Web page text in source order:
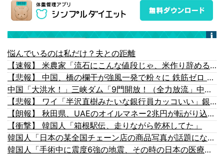
悩んでいるのは私だけ？夫との距離
【速報】 米農家「流石にこんな値段じゃ、米作り辞める人、出るんじゃないかなあ？？」
【悲報】 中国、橋の欄干が強風一発で粉々に 鉄筋ゼロ 当局「接着剤でくっつけただけ」「正常で、品質問題はない」
中国「大洪水！」三峡ダム「9門開放！（全力放流」中国都市「三峡沿線の道路水没」中国政府「高速道路封鎖！」中国ダム「緊急放流に合わせて開門（土砂崩れ発生」→
【悲報】 ワイ「半沢直樹みたいな銀行員カッコいい」銀行員の友人「あんな奴居ねえよ」
【朗報】 秋田県、UAEのオイルマネー2兆円が転がり込んでガチで東北最強になるぞｗｗｗｗｗｗｗ
【衝撃】 韓国人「箱根駅伝、走りながら乾杯してた」
韓国人「日本の某全国チェーン店の商品写真が話題になっている理由がこちら…」→「羨ましい…（ブルブル」＝韓国の反応
韓国人「手術中に震度6強の地震、その時の日本の医療スタッフたちの姿をご覧ください」→「マジで鳥肌立った」「こういう姿は韓国も見習わないと」...